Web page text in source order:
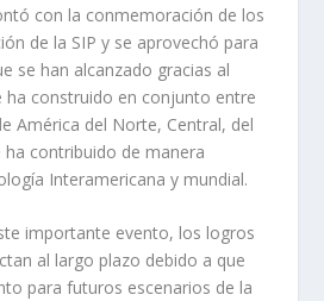
con la conmemoración de los
de la SIP y se aprovechó para
se han alcanzado gracias al
ha construido en conjunto entre
América del Norte, Central, del
ha contribuido de manera
Interamericana y mundial.
importante evento, los logros
al largo plazo debido a que
para futuros escenarios de la